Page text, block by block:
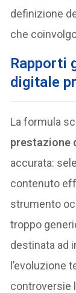
definizione
che
Rapporti
digitale
La formula
prestazione
accurata:
contenuto
strumento
troppo
destinata ad
l’evoluzione
controversie